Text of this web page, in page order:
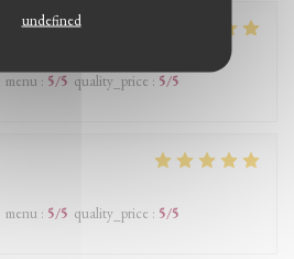
undefined
menu : 5/5 quality_price : 5/5
menu : 5/5 quality_price : 5/5